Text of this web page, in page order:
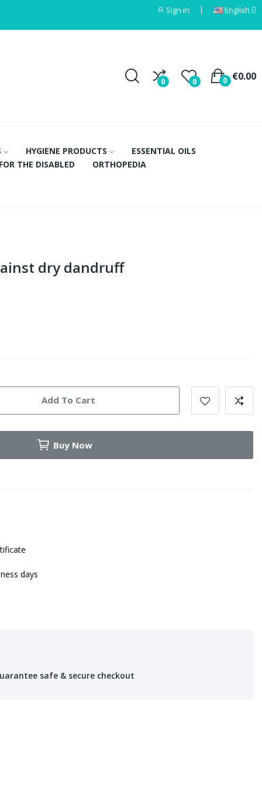
Sign in English
0 0 €0.00
0
HYGIENE PRODUCTS
ESSENTIAL OILS
THE DISABLED
ORTHOPEDIA
dry dandruff
Add To Cart
Buy Now
days
safe & secure checkout